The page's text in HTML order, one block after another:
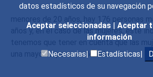
datos estadísticos de su navegación
Aceptar seleccionadas | Aceptar
información
Necesarias|
Estadísticas|
menores de 20 años, hay 176 personas
años y, en el caso de las mujeres, este
tenemos que tener en cuenta que las
una mayor esperanza de vida.